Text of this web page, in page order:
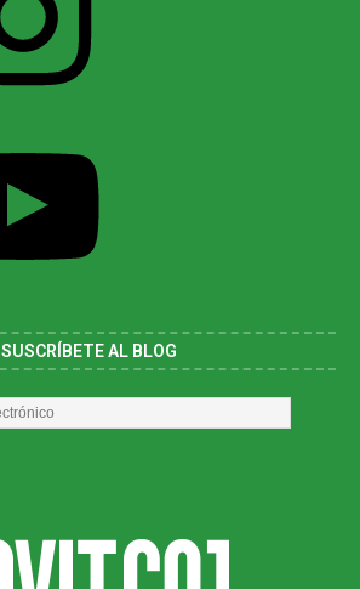
SUSCRÍBETE AL BLOG